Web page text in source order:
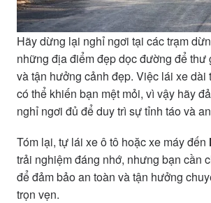
Hãy dừng lại nghỉ ngơi tại các trạm
những địa điểm đẹp dọc đường để thư
và tận hưởng cảnh đẹp. Việc lái xe dài
có thể khiến bạn mệt mỏi, vì vậy hãy
nghỉ ngơi đủ để duy trì sự tỉnh táo và
Tóm lại, tự lái xe ô tô hoặc xe máy đến
trải nghiệm đáng nhớ, nhưng bạn cần
để đảm bảo an toàn và tận hưởng
trọn vẹn.